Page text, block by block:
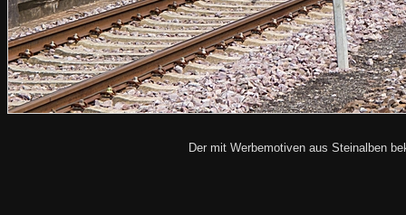
Der mit Werbemotiven aus Steinalben